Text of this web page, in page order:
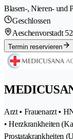
Blasen-, Nieren- und
Geschlossen
Aeschenvorstadt 52
Termin reservieren
Arzt • Frauenarzt •
• Herzkrankheiten
Prostatakrankheiten